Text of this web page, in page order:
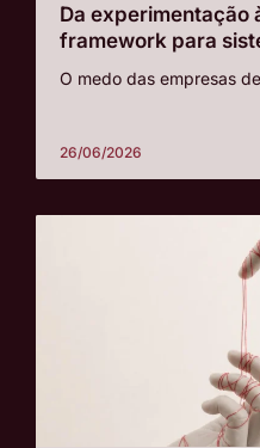
Da experimentação
framework para
O medo das empresas
26/06/2026